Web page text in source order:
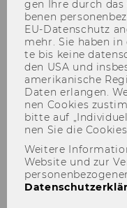
gen Ihre durch
be­nen
EU-​Datenschutz
mehr. Sie haben
te bis keine
den USA und
amerikanische
Daten er­lan­gen.
nen Coo­kies
bitte auf
nen Sie die
Weitere
Website und zur